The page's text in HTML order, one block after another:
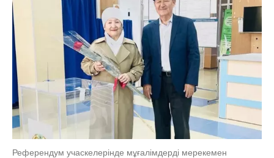
Референдум учаскелерінде мұғалімдерді мерекемен